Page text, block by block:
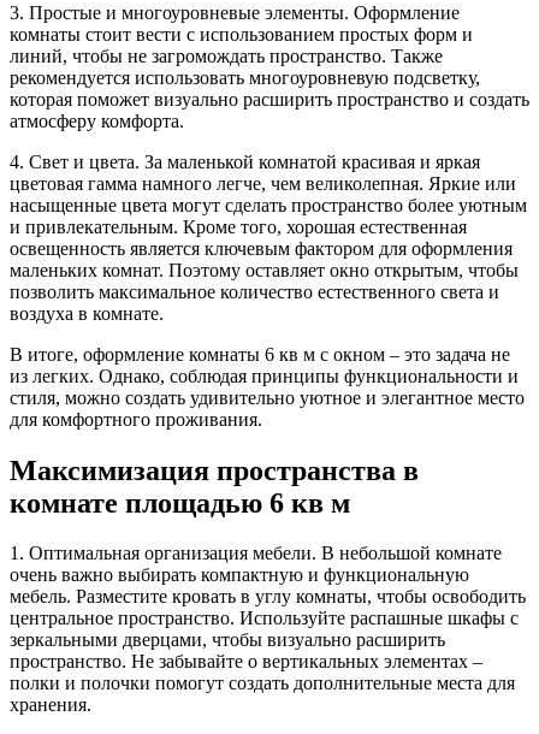
3. Простые и многоуровневые элементы. Оформление
комнаты стоит вести с использованием простых форм и
линий, чтобы не загромождать пространство. Также
рекомендуется использовать многоуровневую подсветку,
которая поможет визуально расширить пространство и создать
атмосферу комфорта.
4. Свет и цвета. За маленькой комнатой красивая и яркая
цветовая гамма намного легче, чем великолепная. Яркие или
насыщенные цвета могут сделать пространство более уютным
и привлекательным. Кроме того, хорошая естественная
освещенность является ключевым фактором для оформления
маленьких комнат. Поэтому оставляет окно открытым, чтобы
позволить максимальное количество естественного света и
воздуха в комнате.
В итоге, оформление комнаты 6 кв м с окном – это задача не
из легких. Однако, соблюдая принципы функциональности и
стиля, можно создать удивительно уютное и элегантное место
для комфортного проживания.
Максимизация пространства в
комнате площадью 6 кв м
1. Оптимальная организация мебели. В небольшой комнате
очень важно выбирать компактную и функциональную
мебель. Разместите кровать в углу комнаты, чтобы освободить
центральное пространство. Используйте распашные шкафы с
зеркальными дверцами, чтобы визуально расширить
пространство. Не забывайте о вертикальных элементах –
полки и полочки помогут создать дополнительные места для
хранения.